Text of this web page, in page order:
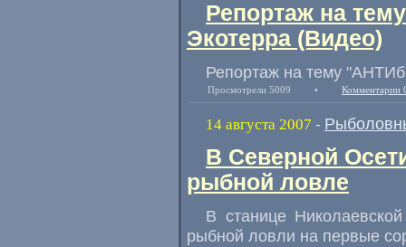
Репортаж на
Экотерра (Видео)
Репортаж на тему
Просмотрели 5009 • Комментарии
14 августа 2007 -
В Северной
рыбной ловле
В станице
рыбной ловли на первые